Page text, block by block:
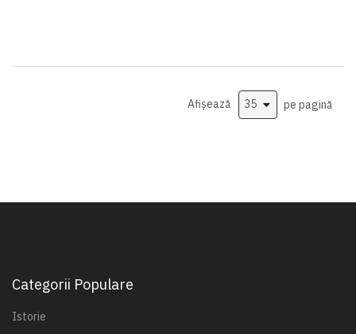
Afișează pe pagină
Categorii Populare
Istorie